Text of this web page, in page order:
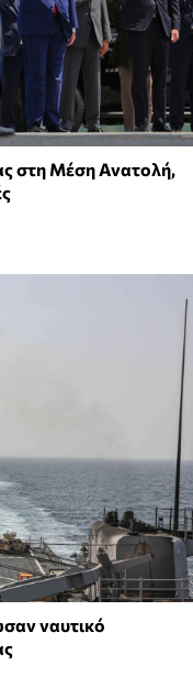
στη Μέση Ανατολή,
ναυτικό